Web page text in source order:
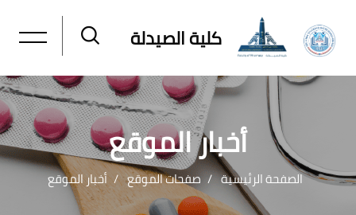
كلية الصيدلة
أخبار الموقع
الصفحة الرئيسية صفحات الموقع أخبار الموقع